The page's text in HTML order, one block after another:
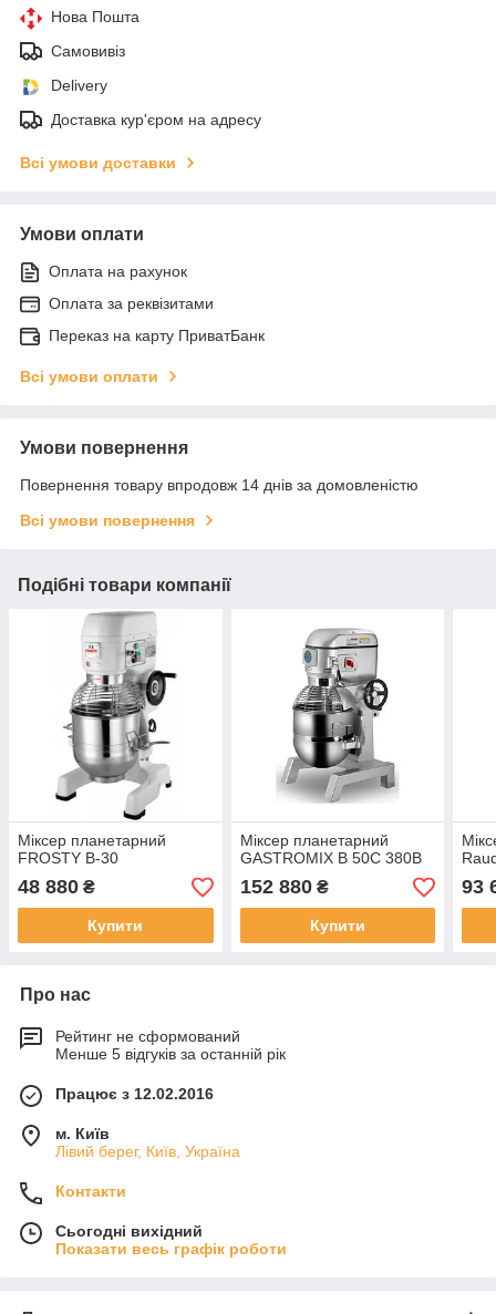
Нова Пошта
Самовивіз
Delivery
Доставка кур'єром на адресу
Всі умови доставки
Умови оплати
Оплата на рахунок
Оплата за реквізитами
Переказ на карту ПриватБанк
Всі умови оплати
Умови повернення
Повернення товару впродовж 14 днів за домовленістю
Всі умови повернення
Подібні товари компанії
Міксер планетарний
FROSTY B-30
48 880 ₴
Купити
Міксер планетарний
GASTROMIX B 50C 380В
152 880₴
Купити
93
Про нас
Рейтинг не сформований
Менше 5 відгуків за останній рік
Працює з 12.02.2016
м. Київ
Лівий берег, Київ, Україна
Контакти
Сьогодні вихідний
Показати весь графік роботи